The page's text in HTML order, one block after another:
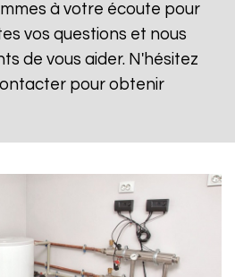
à votre écoute pour
vos questions et nous
de vous aider. N'hésitez
pour obtenir